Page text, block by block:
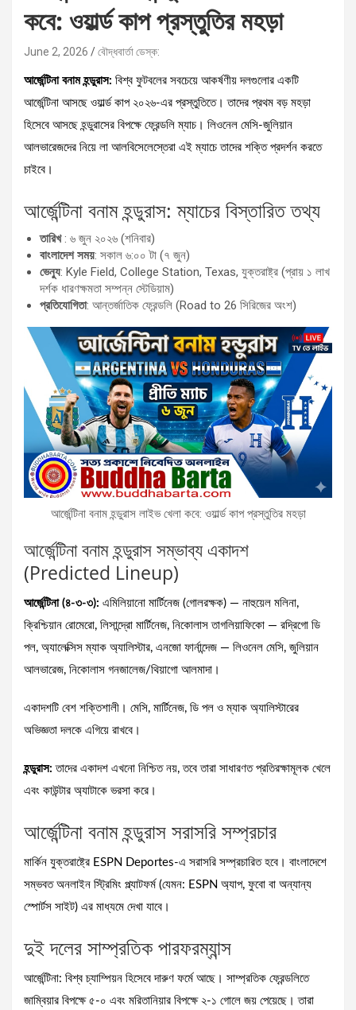
কবে: ওয়ার্ল্ড কাপ প্রস্তুতির মহড়া
June 2, 2026 বৌদ্ধবার্তা ডেস্ক:
আর্জেন্টিনা বনাম হন্ডুরাস: বিশ্ব ফুটবলের সবচেয়ে আকর্ষণীয় দলগুলোর একটি
আর্জেন্টিনা আসছে ওয়ার্ল্ড কাপ ২০২৬-এর প্রস্তুতিতে। তাদের প্রথম বড় মহড়া
হিসেবে আসছে হন্ডুরাসের বিপক্ষে ফ্রেন্ডলি ম্যাচ। লিওনেল মেসি-জুলিয়ান
আলভারেজদের নিয়ে লা আলবিসেলেস্তেরা এই ম্যাচে তাদের শক্তি প্রদর্শন করতে
চাইবে।
আর্জেন্টিনা বনাম হন্ডুরাস: ম্যাচের বিস্তারিত তথ্য
তারিখ: ৬ জুন ২০২৬ (শনিবার)
বাংলাদেশ সময়: সকাল ৬:০০ টা (৭ জুন)
ভেন্যু: Kyle Field, College Station, Texas, যুক্তরাষ্ট্র (প্রায় ১ লাখ
দর্শক ধারণক্ষমতা সম্পন্ন স্টেডিয়াম)
প্রতিযোগিতা: আন্তর্জাতিক ফ্রেন্ডলি (Road to 26 সিরিজের অংশ)
আর্জেন্টিনা বনাম হন্ডুরাস লাইভ খেলা কবে: ওয়ার্ল্ড কাপ প্রস্তুতির মহড়া
আর্জেন্টিনা বনাম হন্ডুরাস সম্ভাব্য একাদশ
(Predicted Lineup)
আর্জেন্টিনা (৪-৩-৩): এমিলিয়ানো মার্টিনেজ (গোলরক্ষক) — নাহুয়েল মলিনা,
ক্রিশ্চিয়ান রোমেরো, লিসান্দ্রো মার্টিনেজ, নিকোলাস তাগলিয়াফিকো — রদ্রিগো ডি
পল, অ্যালেক্সিস ম্যাক অ্যালিস্টার, এনজো ফার্নান্দেজ — লিওনেল মেসি, জুলিয়ান
আলভারেজ, নিকোলাস গনজালেজ/থিয়াগো আলমাদা।
একাদশটি বেশ শক্তিশালী। মেসি, মার্টিনেজ, ডি পল ও ম্যাক অ্যালিস্টারের
অভিজ্ঞতা দলকে এগিয়ে রাখবে।
হন্ডুরাস: তাদের একাদশ এখনো নিশ্চিত নয়, তবে তারা সাধারণত প্রতিরক্ষামূলক খেলে
এবং কাউন্টার অ্যাটাকে ভরসা করে।
আর্জেন্টিনা বনাম হন্ডুরাস সরাসরি সম্প্রচার
মার্কিন যুক্তরাষ্ট্রে ESPN Deportes-এ সরাসরি সম্প্রচারিত হবে। বাংলাদেশে
সম্ভবত অনলাইন স্ট্রিমিং প্ল্যাটফর্ম (যেমন: ESPN অ্যাপ, ফুবো বা অন্যান্য
স্পোর্টস সাইট) এর মাধ্যমে দেখা যাবে।
দুই দলের সাম্প্রতিক পারফরম্যান্স
আর্জেন্টিনা: বিশ্ব চ্যাম্পিয়ন হিসেবে দারুণ ফর্মে আছে। সাম্প্রতিক ফ্রেন্ডলিতে
জাম্বিয়ার বিপক্ষে ৫-০ এবং মরিতানিয়ার বিপক্ষে ২-১ গোলে জয় পেয়েছে। তারা